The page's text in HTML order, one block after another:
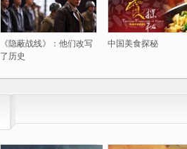
《隐蔽战线》：他们改写
了历史
中国美食探秘